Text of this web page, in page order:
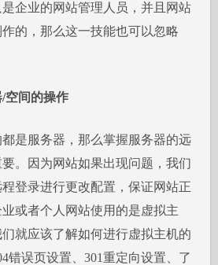
企业的网站管理人员，并且网站
的，那么这一技能也可以忽略
间的操作
服务器，那么掌握服务器的远
。因为网站如果出现问题，我们
登录进行更改配置，保证网站正
或者个人网站使用的是虚拟主
就应该了解如何进行虚拟主机的
错误页设置、301重定向设置、了